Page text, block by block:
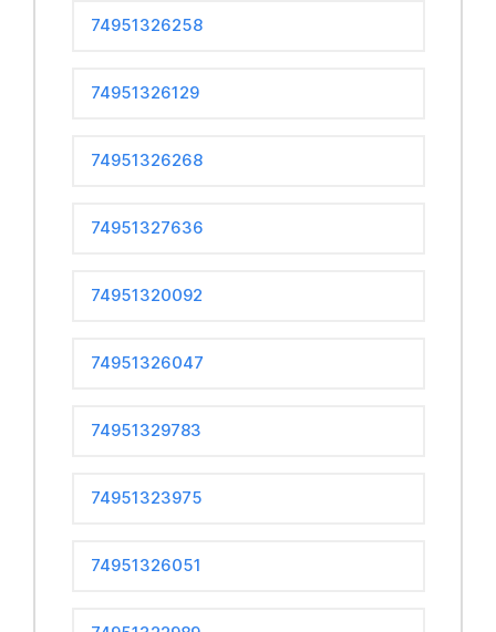
74951326258
74951326129
74951326268
74951327636
74951320092
74951326047
74951329783
74951323975
74951326051